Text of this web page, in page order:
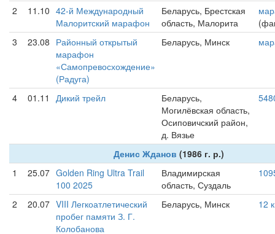
2 11.10 42-й Международный
Малоритский марафон
Беларусь, Брестская
область, Малорита
3
23.08 Районный открытый
марафон
«Самопревосхождение»
(Радуга)
Беларусь, Минск
4 01.11 Дикий трейл
Беларусь,
Могилёвская область,
Осиповичский район,
д. Вязье
Денис Жданов (1986 г. р.)
1
25.07 Golden Ring Ultra Trail
100 2025
Владимирская
область, Суздаль
2 20.07 VIII Легкоатлетический
пробег памяти З. Г.
Колобанова
Беларусь, Минск 12